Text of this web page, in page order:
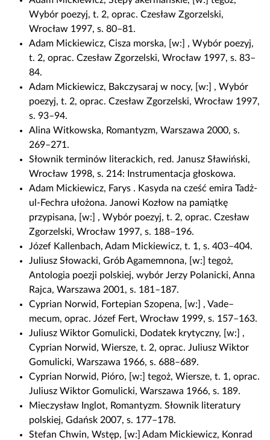
Wybór poezyj, t. 2, oprac. Czesław Zgorzelski,
Wrocław 1997, s. 80–81.
Adam Mickiewicz, Cisza morska, [w:] , Wybór poezyj,
t. 2, oprac. Czesław Zgorzelski, Wrocław 1997, s. 83–
84.
Adam Mickiewicz, Bakczysaraj w nocy, [w:] , Wybór
poezyj, t. 2, oprac. Czesław Zgorzelski, Wrocław 1997,
s. 93–94.
Alina Witkowska, Romantyzm, Warszawa 2000, s.
269–271.
Słownik terminów literackich, red. Janusz Sławiński,
Wrocław 1998, s. 214: Instrumentacja głoskowa.
Adam Mickiewicz, Farys . Kasyda na cześć emira Tadż-
ul-Fechra ułożona. Janowi Kozłow na pamiątkę
przypisana, [w:] , Wybór poezyj, t. 2, oprac. Czesław
Zgorzelski, Wrocław 1997, s. 188–196.
Józef Kallenbach, Adam Mickiewicz, t. 1, s. 403–404.
Juliusz Słowacki, Grób Agamemnona, [w:] tegoż,
Antologia poezji polskiej, wybór Jerzy Polanicki, Anna
Rajca, Warszawa 2001, s. 181–187.
Cyprian Norwid, Fortepian Szopena, [w:] , Vade–
mecum, oprac. Józef Fert, Wrocław 1999, s. 157–163.
Juliusz Wiktor Gomulicki, Dodatek krytyczny, [w:] ,
Cyprian Norwid, Wiersze, t. 2, oprac. Juliusz Wiktor
Gomulicki, Warszawa 1966, s. 688–689.
Cyprian Norwid, Pióro, [w:] tegoż, Wiersze, t. 1, oprac.
Juliusz Wiktor Gomulicki, Warszawa 1966, s. 189.
Mieczysław Inglot, Romantyzm. Słownik literatury
polskiej, Gdańsk 2007, s. 177–178.
Stefan Chwin, Wstęp, [w:] Adam Mickiewicz, Konrad